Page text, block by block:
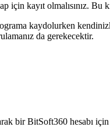
kayıt olmalısınız.
kaydolurken
da gerekecektir.
bir BitSoft360 hesabı